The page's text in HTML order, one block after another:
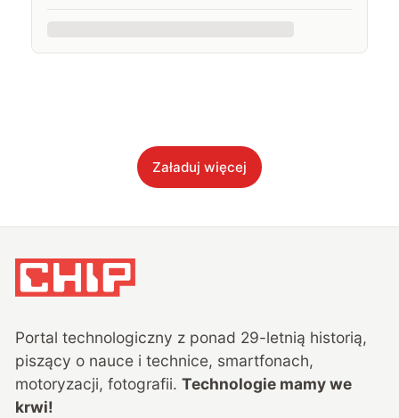
Załaduj więcej
Portal technologiczny z ponad 29-letnią historią,
piszący o nauce i technice, smartfonach,
motoryzacji, fotografii. Technologie mamy we
krwi!